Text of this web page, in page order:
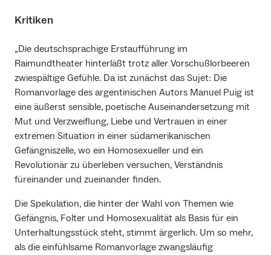
Kritiken
„Die deutschsprachige Erstaufführung im
Raimundtheater hinterläßt trotz aller Vorschußlorbeeren
zwiespältige Gefühle. Da ist zunächst das Sujet: Die
Romanvorlage des argentinischen Autors Manuel Puig ist
eine äußerst sensible, poetische Auseinandersetzung mit
Mut und Verzweiflung, Liebe und Vertrauen in einer
extremen Situation in einer südamerikanischen
Gefängniszelle, wo ein Homosexueller und ein
Revolutionär zu überleben versuchen, Verständnis
füreinander und zueinander finden.
Die Spekulation, die hinter der Wahl von Themen wie
Gefängnis, Folter und Homosexualität als Basis für ein
Unterhaltungsstück steht, stimmt ärgerlich. Um so mehr,
als die einfühlsame Romanvorlage zwangsläufig